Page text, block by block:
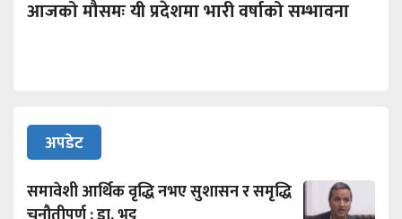
आजको मौसमः यी प्रदेशमा भारी वर्षाको सम्भावना
अपडेट
समावेशी आर्थिक वृद्धि नभए सुशासन र समृद्धि